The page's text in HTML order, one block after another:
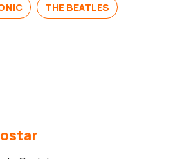
THE BEATLES